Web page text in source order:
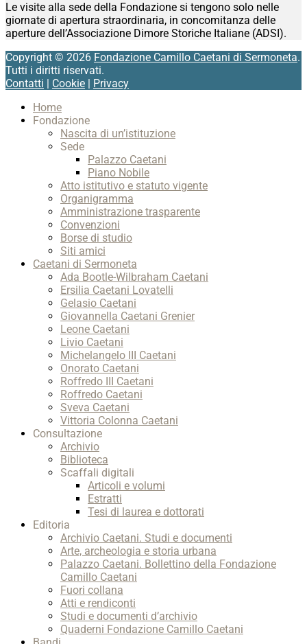
Le visite alla sede della Fondazione si tengono solo nelle
giornate di apertura straordinaria, in concomitanza delle
aperture dell’Associazione Dimore Storiche Italiane (ADSI).
Copyright © 2026 Fondazione Camillo Caetani di Sermoneta.
Tutti i diritti riservati.
Contatti | Cookie | Privacy
Home
Fondazione
Nascita di un’istituzione
Sede
Palazzo Caetani
Piano Nobile
Atto istitutivo e statuto vigente
Organigramma
Amministrazione trasparente
Convenzioni
Borse di studio
Siti amici
Caetani di Sermoneta
Ada Bootle-Wilbraham Caetani
Ersilia Caetani Lovatelli
Gelasio Caetani
Giovannella Caetani Grenier
Leone Caetani
Livio Caetani
Michelangelo III Caetani
Onorato Caetani
Roffredo III Caetani
Roffredo Caetani
Sveva Caetani
Vittoria Colonna Caetani
Consultazione
Archivio
Biblioteca
Scaffali digitali
Articoli e volumi
Estratti
Tesi di laurea e dottorati
Editoria
Archivio Caetani. Studi e documenti
Arte, archeologia e storia urbana
Palazzo Caetani. Bollettino della Fondazione
Camillo Caetani
Fuori collana
Atti e rendiconti
Studi e documenti d’archivio
Quaderni Fondazione Camillo Caetani